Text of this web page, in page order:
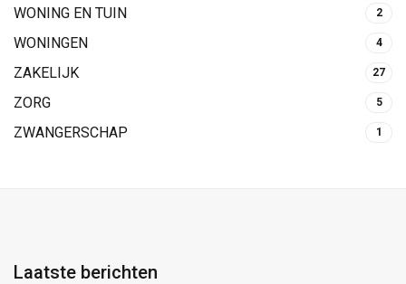
WONING EN TUIN 2
WONINGEN 4
ZAKELIJK 27
ZORG 5
ZWANGERSCHAP 1
Laatste berichten